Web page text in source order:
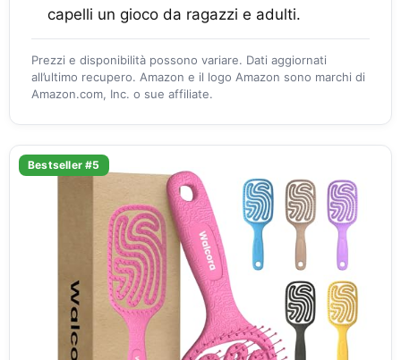
capelli un gioco da ragazzi e adulti.
Prezzi e disponibilità possono variare. Dati aggiornati
all’ultimo recupero. Amazon e il logo Amazon sono marchi di
Amazon.com, Inc. o sue affiliate.
Bestseller #5